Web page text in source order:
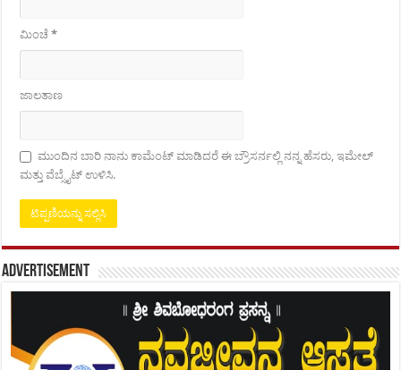
ಮಿಂಚೆ*
ಜಾಲತಾಣ
ಮುಂದಿನ ಬಾರಿ ನಾನು ಕಾಮೆಂಟ್ ಮಾಡಿದರೆ ಈ ಬ್ರೌಸರ್ನಲ್ಲಿ ನನ್ನ ಹೆಸರು, ಇಮೇಲ್
ಮತ್ತು ವೆಬ್ಸೈಟ್ ಉಳಿಸಿ.
Advertisement